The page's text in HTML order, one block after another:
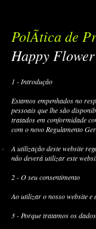
PolÃ­tica de
Happy Flower
1 - Introdução
Estamos empenhados no
pessoais que lhe são
tratados em conformidade
com o novo Regulamento
A utilização deste website
não deverá utilizar este
2 - O seu consentimento
Ao utilizar o nosso website e
3 - Porque tratamos os